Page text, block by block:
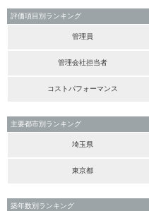
評価項目別ランキング
管理員
管理会社担当者
コストパフォーマンス
主要都市別ランキング
埼玉県
東京都
築年数別ランキング